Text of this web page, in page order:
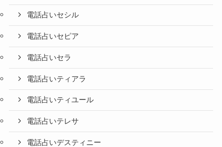
電話占いセシル
電話占いセピア
電話占いセラ
電話占いティアラ
電話占いティユール
電話占いテレサ
電話占いデスティニー